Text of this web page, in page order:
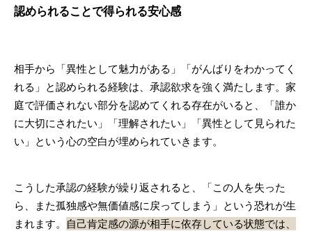
認められることで得られる安心感
相手から「異性として魅力がある」「がんばりをわかってく
れる」と認められる経験は、承認欲求を強く満たします。家
庭で評価されない部分を認めてくれる存在がいると、「誰か
に大切にされたい」「理解されたい」「異性として見られた
い」という心の空白が埋められていきます。
こうした承認の経験が繰り返されると、「この人を失った
ら、また孤独感や無価値感に戻ってしまう」という恐れが生
まれます。
自己肯定感の源が相手に依存している状態では、